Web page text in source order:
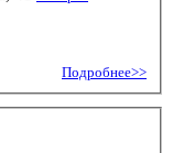
Подробнее>>